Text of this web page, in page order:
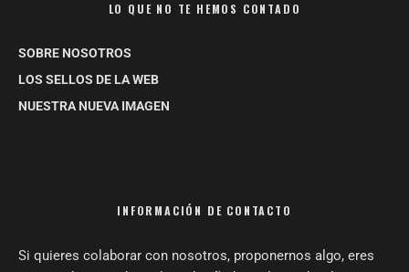
LO QUE NO TE HEMOS CONTADO
SOBRE NOSOTROS
LOS SELLOS DE LA WEB
NUESTRA NUEVA IMAGEN
INFORMACIÓN DE CONTACTO
Si quieres colaborar con nosotros, proponernos algo, eres